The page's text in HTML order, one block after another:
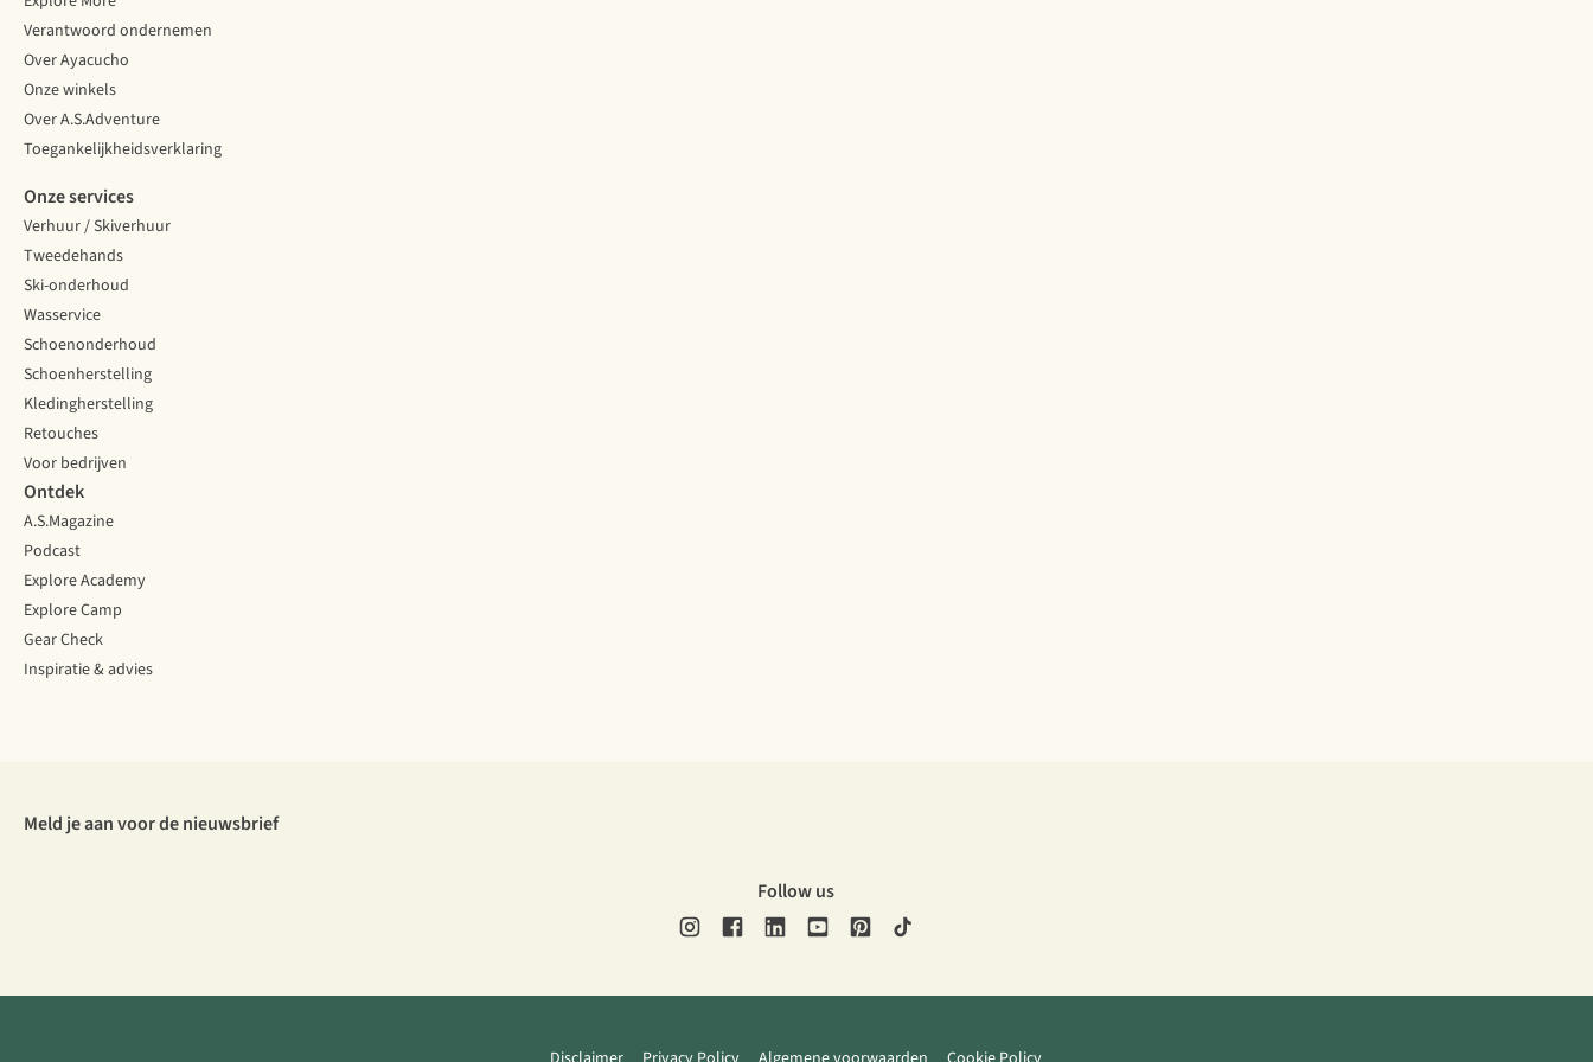
Verantwoord ondernemen
Over Ayacucho
Onze winkels
Over A.S.Adventure
Toegankelijkheidsverklaring
Onze services
Verhuur / Skiverhuur
Tweedehands
Ski-onderhoud
Wasservice
Schoenonderhoud
Schoenherstelling
Kledingherstelling
Retouches
Voor bedrijven
Ontdek
A.S.Magazine
Podcast
Explore Academy
Explore Camp
Gear Check
Inspiratie & advies
Meld je aan voor de nieuwsbrief
Follow us